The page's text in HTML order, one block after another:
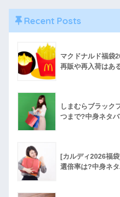
Recent Posts
マクドナルド福袋
再販や再入荷はあ
しまむらブラック
つまで?中身ネタ
[カルディ2026福
選倍率は?中身ネ